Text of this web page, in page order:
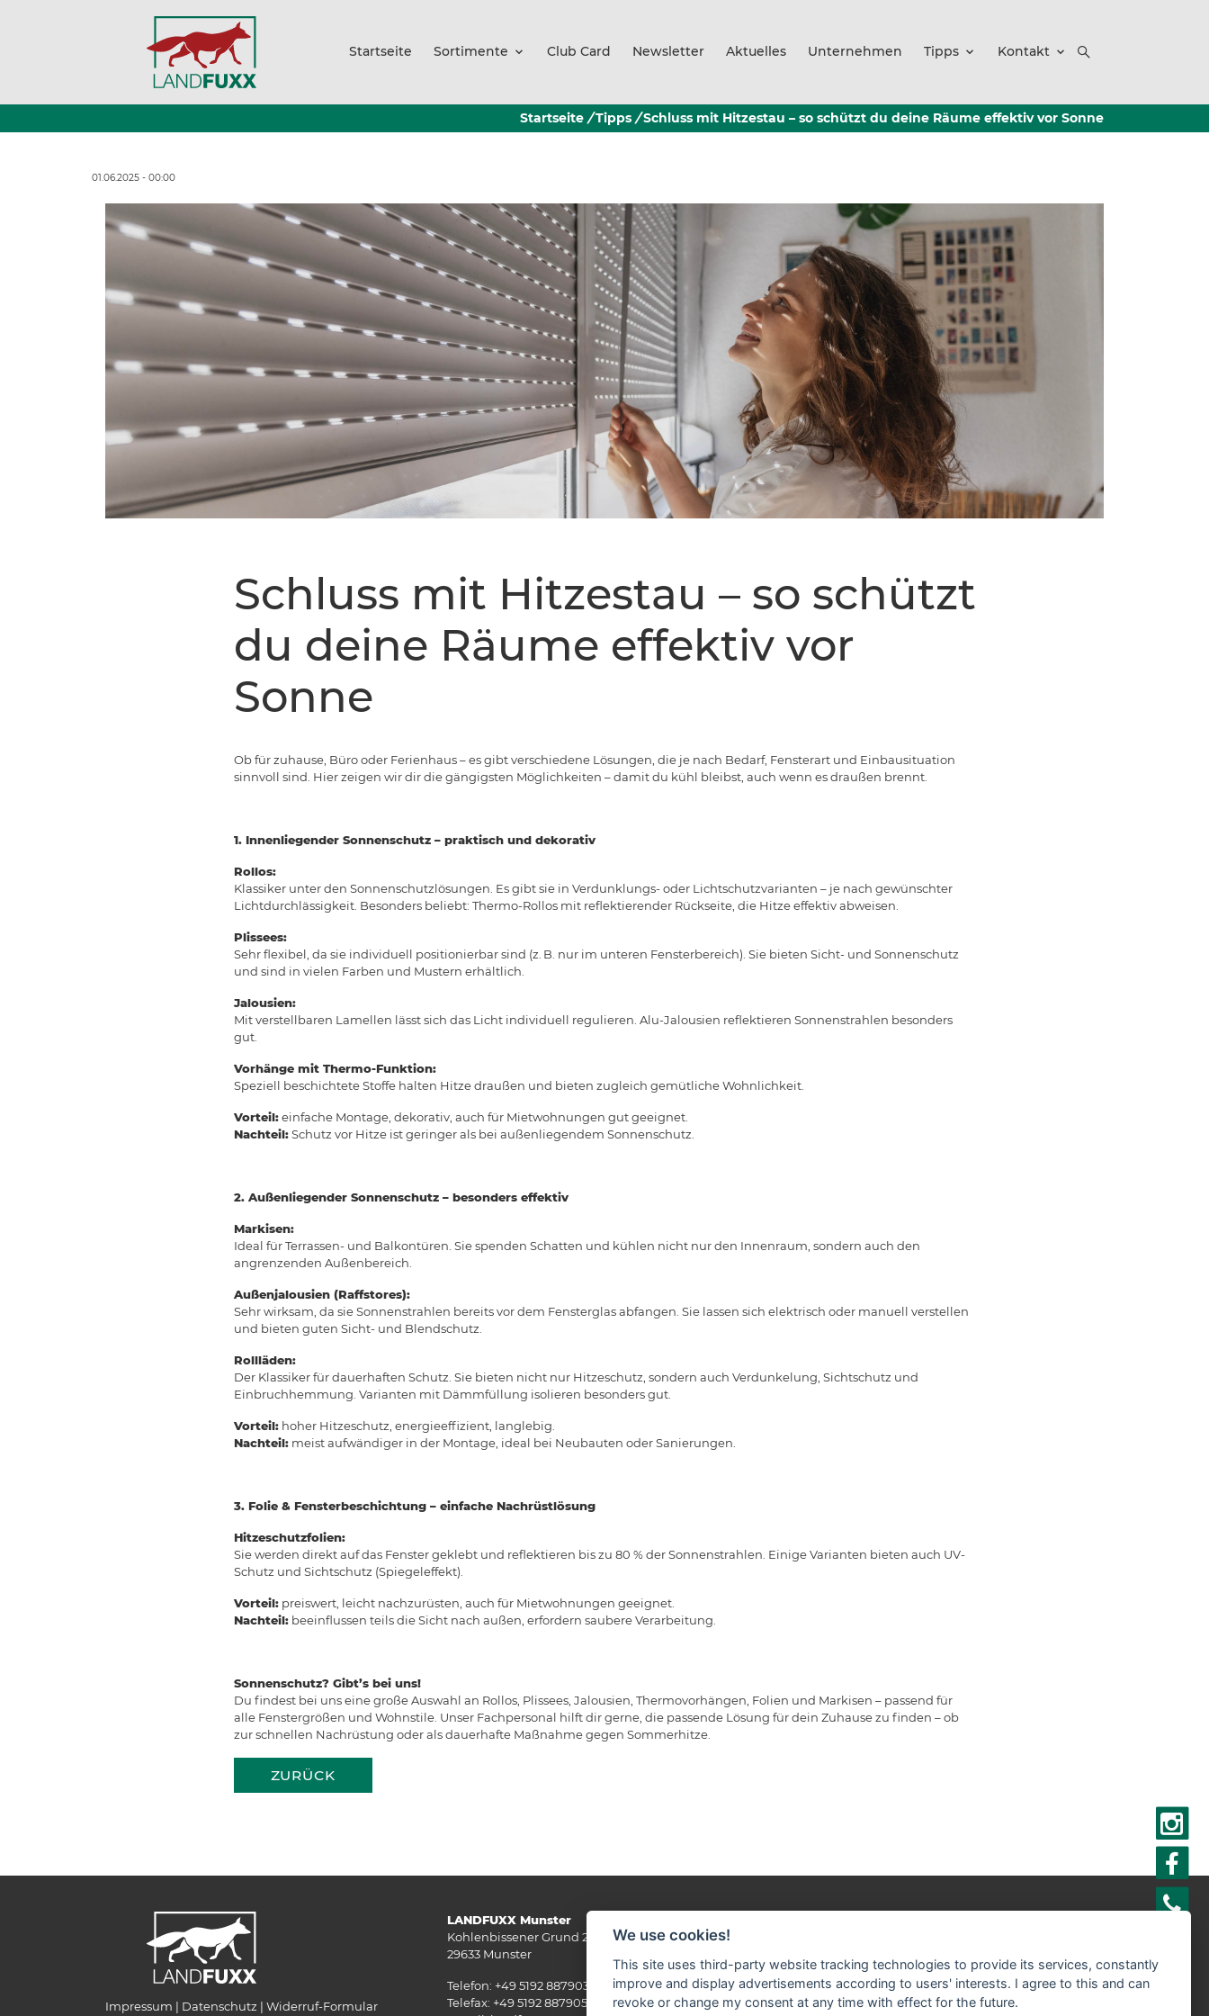
Startseite Sortimente Club Card Newsletter Aktuelles Unternehmen Tipps Kontakt
Startseite / Tipps / Schluss mit Hitzestau – so schützt du deine Räume effektiv vor Sonne
01.06.2025 - 00:00
Schluss mit Hitzestau – so schützt
du deine Räume effektiv vor
Sonne
Ob für zuhause, Büro oder Ferienhaus – es gibt verschiedene Lösungen, die je nach Bedarf, Fensterart und Einbausituation
sinnvoll sind. Hier zeigen wir dir die gängigsten Möglichkeiten – damit du kühl bleibst, auch wenn es draußen brennt.
1. Innenliegender Sonnenschutz – praktisch und dekorativ
Rollos:
Klassiker unter den Sonnenschutzlösungen. Es gibt sie in Verdunklungs- oder Lichtschutzvarianten – je nach gewünschter
Lichtdurchlässigkeit. Besonders beliebt: Thermo-Rollos mit reflektierender Rückseite, die Hitze effektiv abweisen.
Plissees:
Sehr flexibel, da sie individuell positionierbar sind (z. B. nur im unteren Fensterbereich). Sie bieten Sicht- und Sonnenschutz
und sind in vielen Farben und Mustern erhältlich.
Jalousien:
Mit verstellbaren Lamellen lässt sich das Licht individuell regulieren. Alu-Jalousien reflektieren Sonnenstrahlen besonders
gut.
Vorhänge mit Thermo-Funktion:
Speziell beschichtete Stoffe halten Hitze draußen und bieten zugleich gemütliche Wohnlichkeit.
Vorteil:einfache Montage, dekorativ, auch für Mietwohnungen gut geeignet.
Nachteil:Schutz vor Hitze ist geringer als bei außenliegendem Sonnenschutz.
2. Außenliegender Sonnenschutz – besonders effektiv
Markisen:
Ideal für Terrassen- und Balkontüren. Sie spenden Schatten und kühlen nicht nur den Innenraum, sondern auch den
angrenzenden Außenbereich.
Außenjalousien (Raffstores):
Sehr wirksam, da sie Sonnenstrahlen bereits vor dem Fensterglas abfangen. Sie lassen sich elektrisch oder manuell verstellen
und bieten guten Sicht- und Blendschutz.
Rollläden:
Der Klassiker für dauerhaften Schutz. Sie bieten nicht nur Hitzeschutz, sondern auch Verdunkelung, Sichtschutz und
Einbruchhemmung. Varianten mit Dämmfüllung isolieren besonders gut.
Vorteil:hoher Hitzeschutz, energieeffizient, langlebig.
Nachteil:meist aufwändiger in der Montage, ideal bei Neubauten oder Sanierungen.
3. Folie & Fensterbeschichtung – einfache Nachrüstlösung
Hitzeschutzfolien:
Sie werden direkt auf das Fenster geklebt und reflektieren bis zu 80 % der Sonnenstrahlen. Einige Varianten bieten auch UV-
Schutz und Sichtschutz (Spiegeleffekt).
Vorteil:preiswert, leicht nachzurüsten, auch für Mietwohnungen geeignet.
Nachteil:beeinflussen teils die Sicht nach außen, erfordern saubere Verarbeitung.
Sonnenschutz? Gibt’s bei uns!
Du findest bei uns eine große Auswahl an Rollos, Plissees, Jalousien, Thermovorhängen, Folien und Markisen – passend für
alle Fenstergrößen und Wohnstile. Unser Fachpersonal hilft dir gerne, die passende Lösung für dein Zuhause zu finden – ob
zur schnellen Nachrüstung oder als dauerhafte Maßnahme gegen Sommerhitze.
ZURÜCK
Impressum Datenschutz Widerruf-Formular
LANDFUXX Munster
Kohlenbissener Grund 22-24
29633 Munster
Telefon: +49 5192 887903
Telefax: +49 5192 887905
We use cookies!
This site uses third-party website tracking technologies to provide its services, constantly
improve and display advertisements according to users' interests. I agree to this and can
revoke or change my consent at any time with effect for the future.